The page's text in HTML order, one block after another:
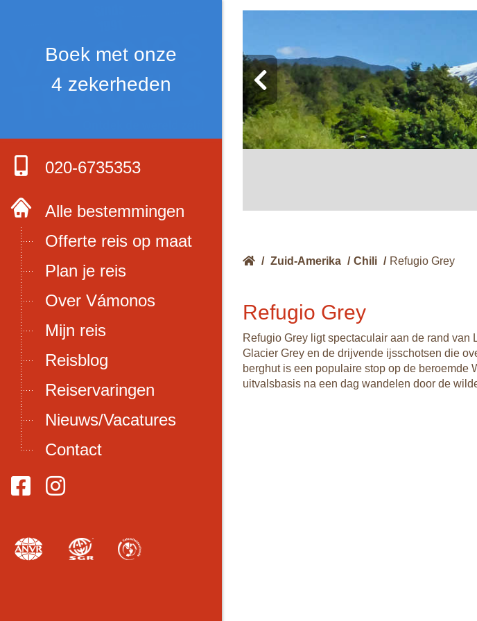
Boek met onze
4 zekerheden
020-6735353
Alle bestemmingen
Offerte reis op maat
Plan je reis
Over Vámonos
Mijn reis
Reisblog
Reiservaringen
Nieuws/Vacatures
Contact
/ Zuid-Amerika / Chili / Refugio Grey
Refugio Grey
Refugio Grey ligt spectaculair aan de rand van
Glacier Grey en de drijvende ijsschotsen die
berghut is een populaire stop op de beroemde
uitvalsbasis na een dag wandelen door de